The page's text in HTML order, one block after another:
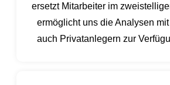
ersetzt Mitarbeiter im
ermöglicht uns die Analysen
auch Privatanlegern zur